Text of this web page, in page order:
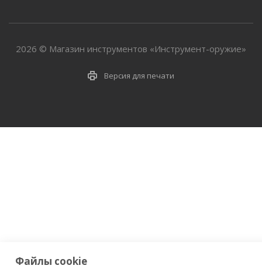
2026 © Магазин инструментов «Инструмент-оружие»
Версия для печати
Файлы cookie